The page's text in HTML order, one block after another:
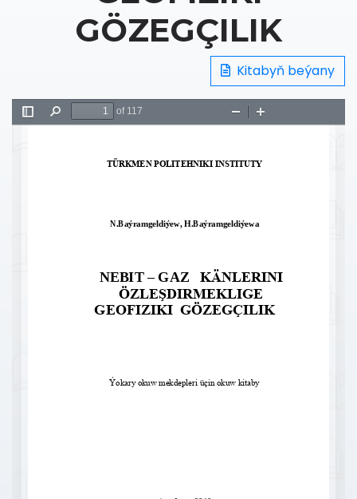
GÖZEGÇILIK
Kitabyň beýany